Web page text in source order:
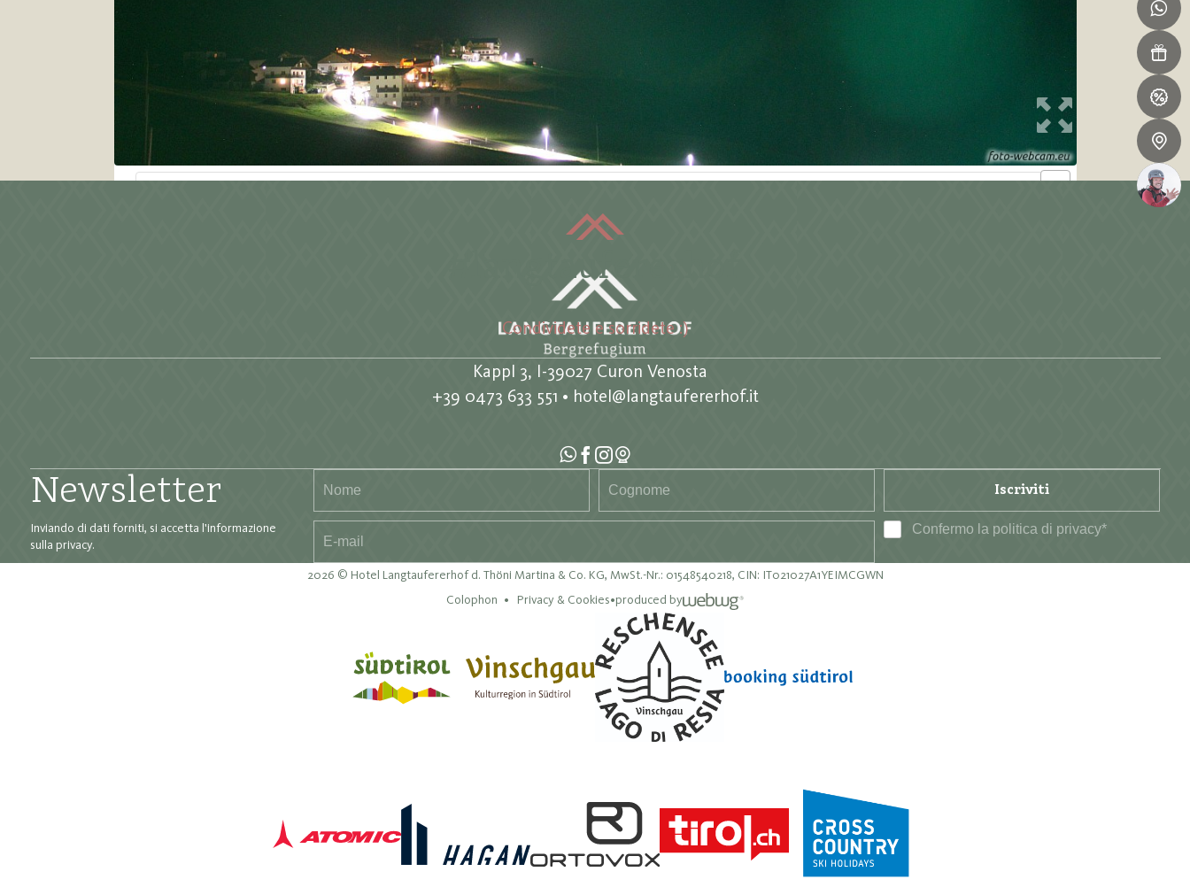
#langtaufererhof
Condividete e sorridete :)
Kappl 3, I-39027 Curon Venosta
+39 0473 633 551 • hotel@langtaufererhof.it
Newsletter
Inviando di dati forniti, si accetta l'informazione
sulla privacy.
Confermo la politica di privacy*
Iscriviti
2026 © Hotel Langtaufererhof d. Thöni Martina & Co. KG, MwSt.-Nr.: 01548540218, CIN: IT021027A1YEIMCGWN
Colophon
Privacy & Cookies•produced by